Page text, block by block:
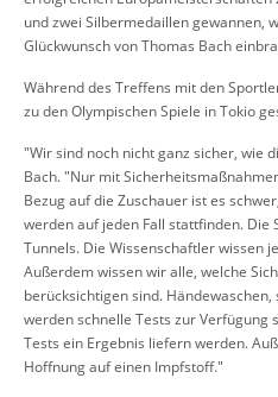
und zwei Silbermedaillen gewannen,
Glückwunsch von Thomas Bach
Während des Treffens mit den
zu den Olympischen Spiele in Tokio
"Wir sind noch nicht ganz sicher, wie
Bach. "Nur mit
Bezug auf die Zuschauer ist es
werden auf jeden Fall stattfinden. Die
Tunnels. Die Wissenschaftler wissen
Außerdem wissen wir alle, welche
berücksichtigen sind.
werden schnelle Tests zur Verfügung
Tests ein Ergebnis liefern werden.
Hoffnung auf einen Impfstoff."